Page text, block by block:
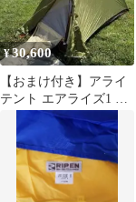
¥30,600
【おまけ付き】アライ
テント エアライズ1 山
岳テント フライシート
グリーン